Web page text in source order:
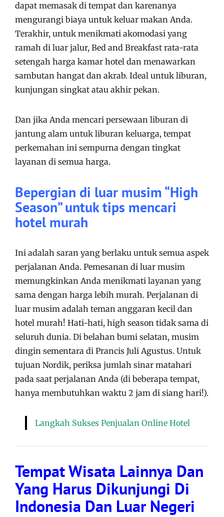
dapat memasak di tempat dan karenanya
mengurangi biaya untuk keluar makan Anda.
Terakhir, untuk menikmati akomodasi yang
ramah di luar jalur, Bed and Breakfast rata-rata
setengah harga kamar hotel dan menawarkan
sambutan hangat dan akrab. Ideal untuk liburan,
kunjungan singkat atau akhir pekan.
Dan jika Anda mencari persewaan liburan di
jantung alam untuk liburan keluarga, tempat
perkemahan ini sempurna dengan tingkat
layanan di semua harga.
Bepergian di luar musim “High
Season” untuk tips mencari
hotel murah
Ini adalah saran yang berlaku untuk semua aspek
perjalanan Anda. Pemesanan di luar musim
memungkinkan Anda menikmati layanan yang
sama dengan harga lebih murah. Perjalanan di
luar musim adalah teman anggaran kecil dan
hotel murah! Hati-hati, high season tidak sama di
seluruh dunia. Di belahan bumi selatan, musim
dingin sementara di Prancis Juli Agustus. Untuk
tujuan Nordik, periksa jumlah sinar matahari
pada saat perjalanan Anda (di beberapa tempat,
hanya membutuhkan waktu 2 jam di siang hari!).
Langkah Sukses Penjualan Online Hotel
Tempat Wisata Lainnya Dan
Yang Harus Dikunjungi Di
Indonesia Dan Luar Negeri